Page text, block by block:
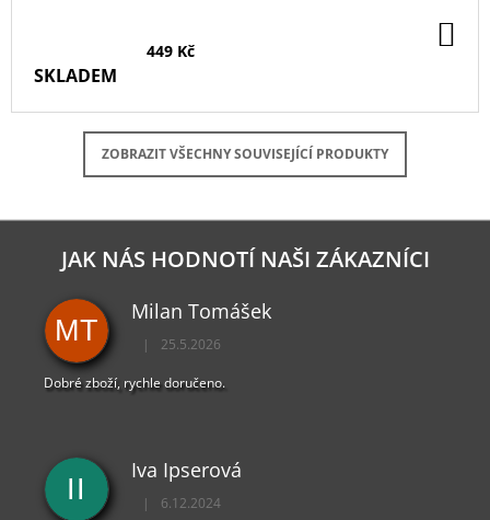
449 Kč
SKLADEM
ZOBRAZIT VŠECHNY SOUVISEJÍCÍ PRODUKTY
JAK NÁS HODNOTÍ NAŠI ZÁKAZNÍCI
MT
Milan Tomášek
Hodnocení obchodu je 5 z 5 hvězdiček.
| 25.5.2026
Dobré zboží, rychle doručeno.
II
Iva Ipserová
Hodnocení obchodu je 5 z 5 hvězdiček.
| 6.12.2024